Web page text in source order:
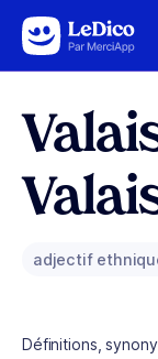
Aller au contenu
adjectif
Définitions,